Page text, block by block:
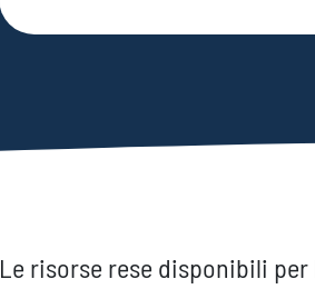
Le risorse rese disponibili per